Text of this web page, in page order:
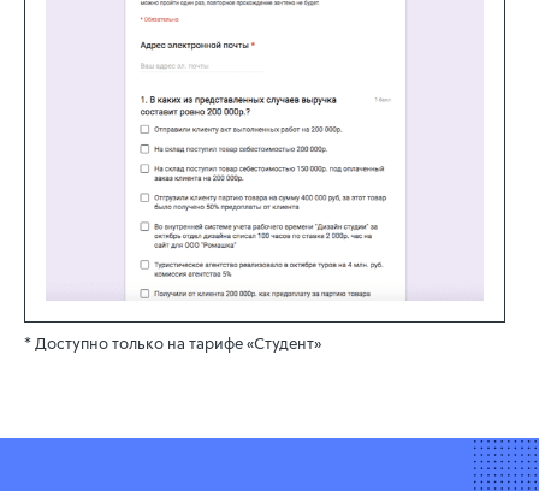
* Доступно только на тарифе «Студент»